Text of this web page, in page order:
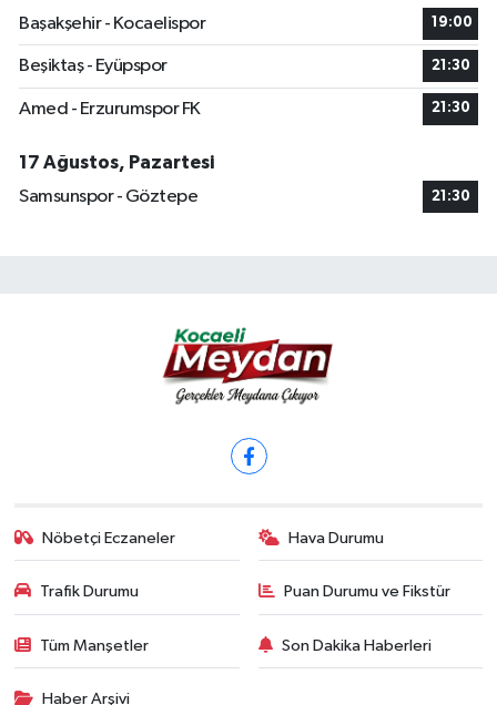
Başakşehir - Kocaelispor
19:00
Beşiktaş - Eyüpspor 21:30
Amed - Erzurumspor FK 21:30
17 Ağustos, Pazartesi
Samsunspor - Göztepe
21:30
Nöbetçi Eczaneler Hava Durumu
Trafik Durumu Puan Durumu ve Fikstür
Tüm Manşetler Son Dakika Haberleri
Haber Arşivi